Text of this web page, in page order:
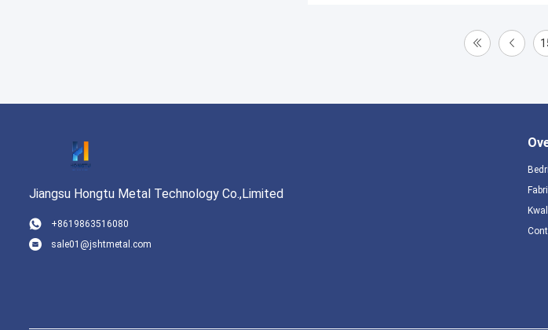
Jiangsu Hongtu Metal Technology Co.,Limited
+8619863516080
sale01@jshtmetal.com